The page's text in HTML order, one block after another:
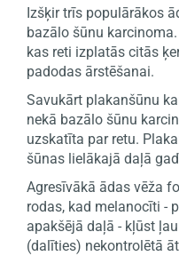
Izšķir trīs populārākos
bazālo šūnu
kas reti izplatās citās
padodas ārstēšanai.
Savukārt plakanšūnu
nekā bazālo šūnu
uzskatīta par retu.
šūnas lielākajā daļā
Agresīvākā ādas vēža
rodas, kad melanocīti -
apakšējā daļā - kļūst
(dalīties) nekontrolētā